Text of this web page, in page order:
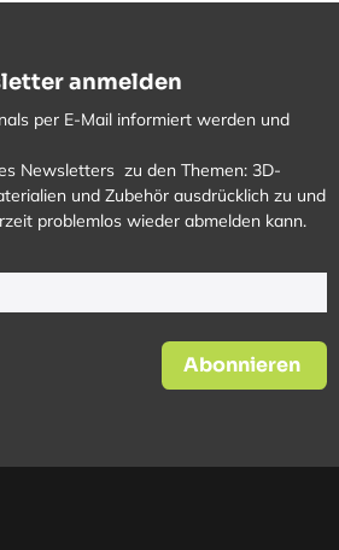
anmelden
per E-Mail informiert werden und
Newsletters zu den Themen: 3D-
und Zubehör ausdrücklich zu und
problemlos wieder abmelden kann.
Abonnieren